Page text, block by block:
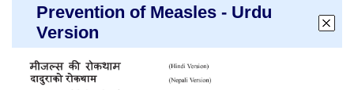
Prevention of Measles - Urdu
Version